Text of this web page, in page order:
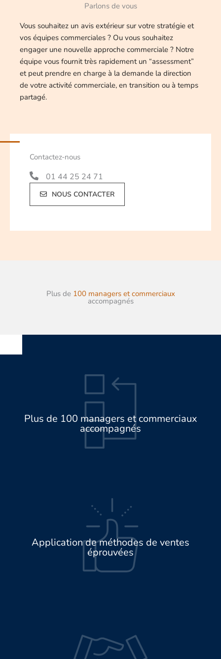
Parlons de vous
Vous souhaitez un avis extérieur sur votre stratégie et
vos équipes commerciales ? Ou vous souhaitez
engager une nouvelle approche commerciale ? Notre
équipe vous fournit très rapidement un “assessment”
et peut prendre en charge à la demande la direction
de votre activité commerciale, en transition ou à temps
partagé.
Contactez-nous
01 44 25 24 71
NOUS CONTACTER
Plus de 100 managers et commerciaux
accompagnés
Plus de 100 managers et commerciaux
accompagnés
Application de méthodes de ventes
éprouvées